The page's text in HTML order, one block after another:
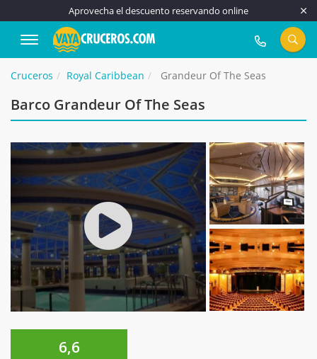
Aprovecha el descuento reservando online
917 815 555
Cruceros Royal Caribbean Grandeur Of The Seas
Barco Grandeur Of The Seas
6,6